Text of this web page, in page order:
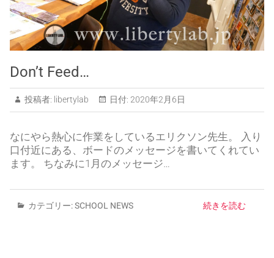
Don’t Feed…
投稿者: libertylab 日付: 2020年2月6日
なにやら熱心に作業をしているエリクソン先生。 入り
口付近にある、ボードのメッセージを書いてくれてい
ます。 ちなみに1月のメッセージ…
カテゴリー:SCHOOL NEWS 続きを読む